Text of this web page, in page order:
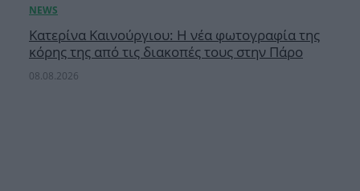
Κατερίνα Καινούργιου: Η νέα φωτογραφία της
κόρης της από τις διακοπές τους στην Πάρο
08.08.2026